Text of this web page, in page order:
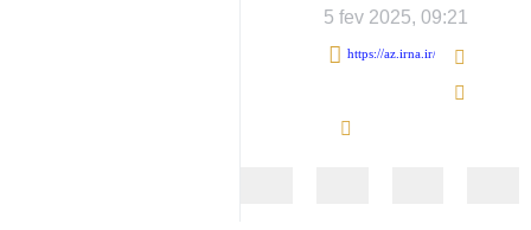
5 fev 2025, 09:21